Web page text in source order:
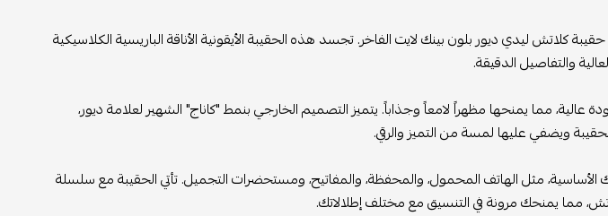
كلاتش ليدي ديور بلون بينك لايت الفاخر. تجسد هذه الحقيبة الأيقونية الأناقة الباريسية الكلاسيكية
والتفاصيل الدقيقة.
مما يمنحها مظهراً لامعاً وجذاباً. يتميز التصميم الخارجي بنمط "كاناج" الشهير لعلامة ديور،
مثل الهاتف المحمول، والمحفظة، والمفاتيح، ومستحضرات التجميل. تأتي الحقيبة مع سلسلة
مما يمنحك مرونة في التنسيق مع مختلف إطلالاتك.